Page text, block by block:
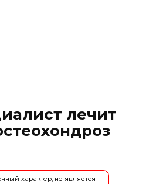
лечит
характер, не является